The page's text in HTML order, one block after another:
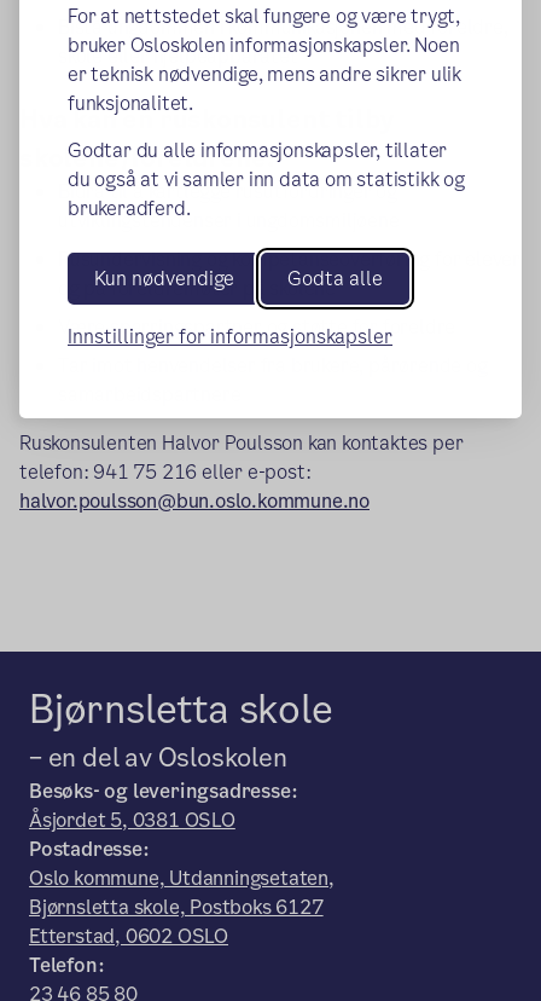
For at nettstedet skal fungere og være trygt,
bruker Osloskolen informasjonskapsler. Noen
er teknisk nødvendige, mens andre sikrer ulik
funksjonalitet.
Godtar du alle informasjonskapsler, tillater
du også at vi samler inn data om statistikk og
brukeradferd.
Kun nødvendige Godta alle
Innstillinger for informasjonskapsler
Bistå ungdommen i kommunikasjonen med foreldre,
skole eller hjelpeapparatet
Hva kan en ruskonsulent tilby
skolene/foreldrene:
Bidra til å kartlegge rusutfordringer og
utviklingstendenser i ungdomsmiljøene
Rusundervisning og kompetanseoverføring for elever
og på foreldremøter på skolene
Være sparringspartner og støtte for foreldre
Ruskonsulenten Halvor Poulsson kan kontaktes per
telefon: 941 75 216 eller e-post:
halvor.poulsson@bun.oslo.kommune.no
Bjørnsletta skole
– en del av Osloskolen
Besøks- og leveringsadresse:
Åsjordet 5, 0381 OSLO
Postadresse:
Oslo kommune, Utdanningsetaten,
Bjørnsletta skole, Postboks 6127
Etterstad, 0602 OSLO
Telefon:
23 46 85 80